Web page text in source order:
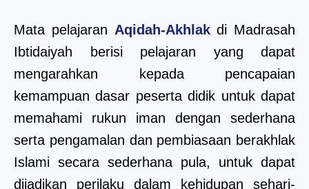
Mata pelajaran Aqidah-Akhlakdi Madrasah
Ibtidaiyah berisi pelajaran yang dapat
mengarahkan kepada pencapaian
kemampuan dasar peserta didik untuk dapat
memahami rukun iman dengan sederhana
serta pengamalan dan pembiasaan berakhlak
Islami secara sederhana pula, untuk dapat
dijadikan perilaku dalam kehidupan sehari-